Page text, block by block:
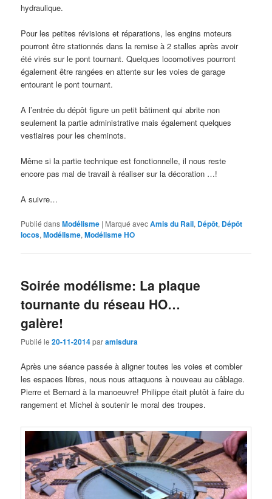
hydraulique.
Pour les petites révisions et réparations, les engins moteurs
pourront être stationnés dans la remise à 2 stalles après avoir
été virés sur le pont tournant. Quelques locomotives pourront
également être rangées en attente sur les voies de garage
entourant le pont tournant.
A l’entrée du dépôt figure un petit bâtiment qui abrite non
seulement la partie administrative mais également quelques
vestiaires pour les cheminots.
Même si la partie technique est fonctionnelle, il nous reste
encore pas mal de travail à réaliser sur la décoration …!
A suivre…
Publié dansModélisme | Marqué avecAmis du Rail, Dépôt, Dépôt
locos,Modélisme,Modélisme HO
Soirée modélisme: La plaque
tournante du réseau HO…
galère!
Publié le20-11-2014paramisdura
Après une séance passée à aligner toutes les voies et combler
les espaces libres, nous nous attaquons à nouveau au câblage.
Pierre et Bernard à la manoeuvre! Philippe était plutôt à faire du
rangement et Michel à soutenir le moral des troupes.